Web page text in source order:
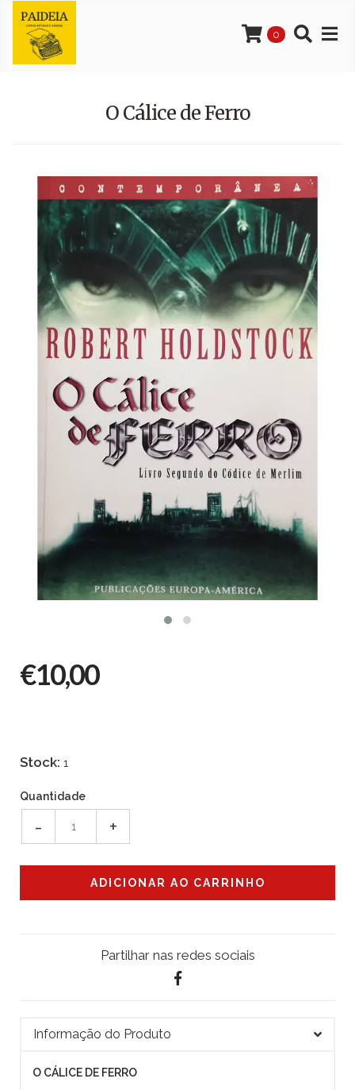
0
O Cálice de Ferro
€10,00
Stock: 1
Quantidade
- +
Partilhar nas redes sociais
Informação do Produto
O CÁLICE DE FERRO